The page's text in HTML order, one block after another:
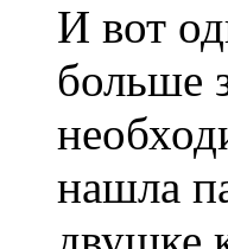
И вот
больше
нашла